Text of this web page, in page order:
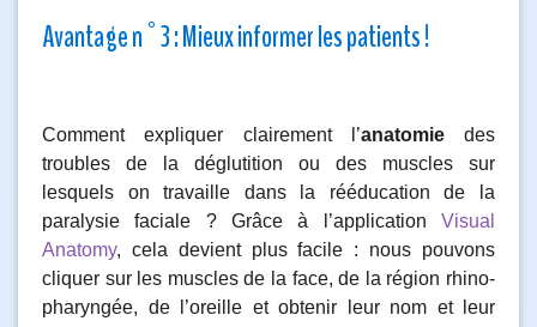
Avantage n°3 : Mieux informer les patients !
Comment expliquer clairement l’anatomiedes
troubles de la déglutition ou des muscles sur
lesquels on travaille dans la rééducation de la
paralysie faciale ? Grâce à l’application Visual
Anatomy, cela devient plus facile : nous pouvons
cliquer sur les muscles de la face, de la région rhino-
pharyngée, de l’oreille et obtenir leur nom et leur